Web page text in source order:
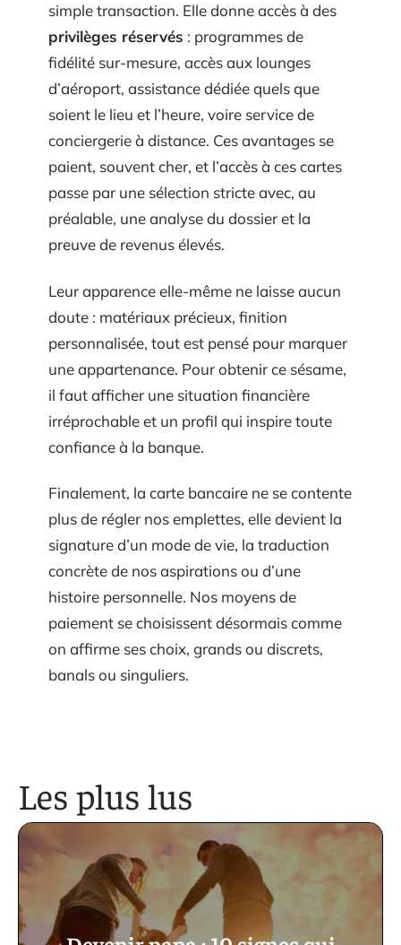
simple transaction. Elle donne accès à des
privilèges réservés : programmes de
fidélité sur-mesure, accès aux lounges
d’aéroport, assistance dédiée quels que
soient le lieu et l’heure, voire service de
conciergerie à distance. Ces avantages se
paient, souvent cher, et l’accès à ces cartes
passe par une sélection stricte avec, au
préalable, une analyse du dossier et la
preuve de revenus élevés.
Leur apparence elle-même ne laisse aucun
doute : matériaux précieux, finition
personnalisée, tout est pensé pour marquer
une appartenance. Pour obtenir ce sésame,
il faut afficher une situation financière
irréprochable et un profil qui inspire toute
confiance à la banque.
Finalement, la carte bancaire ne se contente
plus de régler nos emplettes, elle devient la
signature d’un mode de vie, la traduction
concrète de nos aspirations ou d’une
histoire personnelle. Nos moyens de
paiement se choisissent désormais comme
on affirme ses choix, grands ou discrets,
banals ou singuliers.
Les plus lus